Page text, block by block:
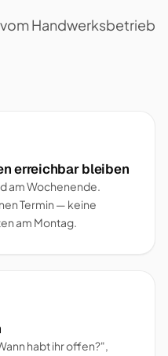
Handwerksbetrieb
erreichbar bleiben
am Wochenende.
Termin — keine
am Montag.
habt ihr offen?",